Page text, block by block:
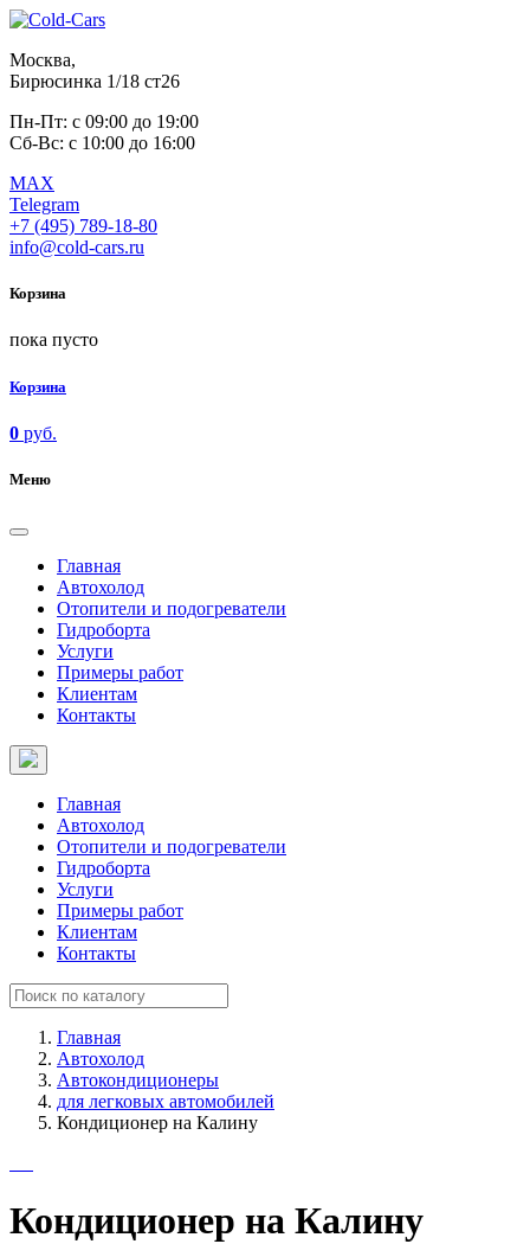
Москва,
Бирюсинка 1/18 ст26 ​
Пн-Пт: с 09:00 до 19:00
Сб-Вс: с 10:00 до 16:00
MAX
Telegram
+7 (495) 789-18-80
info@cold-cars.ru
Корзина
пока пусто
Корзина
0 руб.
Меню
Главная
Автохолод
Отопители и подогреватели
Гидроборта
Услуги
Примеры работ
Клиентам
Контакты
Главная
Автохолод
Отопители и подогреватели
Гидроборта
Услуги
Примеры работ
Клиентам
Контакты
Главная
Автохолод
Автокондиционеры
для легковых автомобилей
Кондиционер на Калину
Кондиционер на Калину